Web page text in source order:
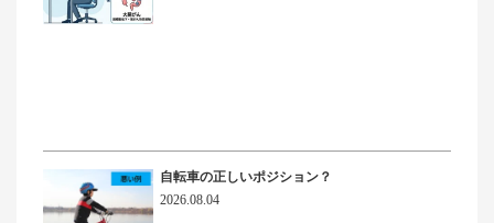
自転車の正しいポジション？
2026.08.04